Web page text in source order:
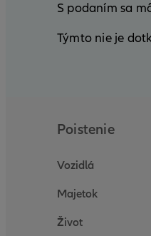
S podaním sa
Týmto nie je
Poistenie
Vozidlá
Majetok
Život